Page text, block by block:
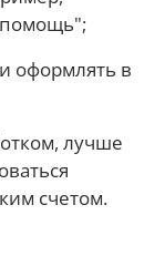
помощь";
оформлять в
лучше
счетом.